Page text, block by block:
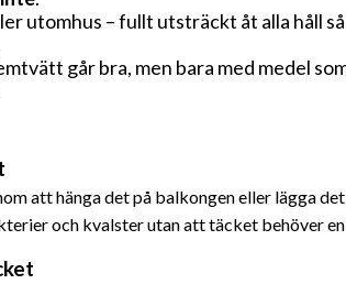
utomhus – fullt utsträckt åt alla håll
går bra, men bara med medel
att hänga det på balkongen eller lägga det
och kvalster utan att täcket behöver